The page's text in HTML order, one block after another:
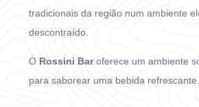
tradicionais da região num ambiente
descontraído.
O Rossini Baroferece um ambiente
para saborear uma bebida refrescante.